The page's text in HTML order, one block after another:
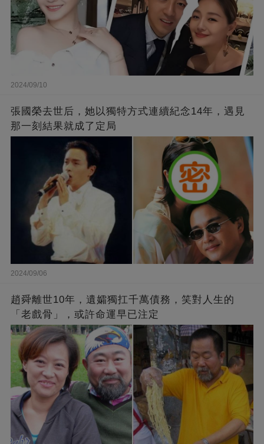
2024/09/10
張國榮去世后，她以獨特方式連續紀念14年，遇見
那一刻結果就成了定局
2024/09/06
趙舜離世10年，遺孀獨扛千萬債務，笑對人生的
「老戲骨」，或許命運早已注定